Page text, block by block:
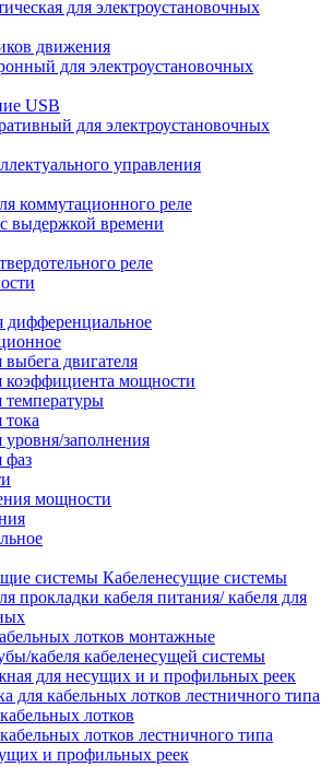
для электроустановочных
движения
для электроустановочных
USB
для электроустановочных
управления
коммутационного реле
выдержкой времени
реле
дифференциальное
выбега двигателя
коэффициента мощности
температуры
тока
уровня/заполнения
фаз
мощности
Кабеленесущие системы
прокладки кабеля питания/ кабеля для
лотков монтажные
кабеля кабеленесущей системы
для несущих и и профильных реек
для кабельных лотков лестничного типа
лотков
лотков лестничного типа
и профильных реек